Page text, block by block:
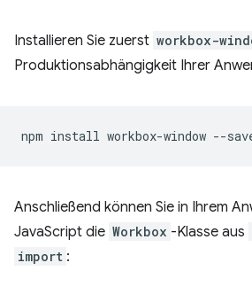
Installieren Sie zuerst workbox-
Produktionsabhängigkeit Ihrer
npm install workbox-window
Anschließend können Sie in Ihrem
JavaScript die Workbox -Klasse aus
import :